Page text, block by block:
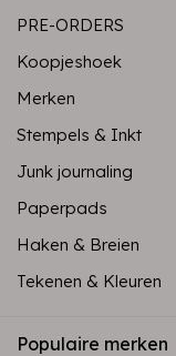
PRE-ORDERS
Koopjeshoek
Merken
Stempels & Inkt
Junk journaling
Paperpads
Haken & Breien
Tekenen & Kleuren
Populaire merken